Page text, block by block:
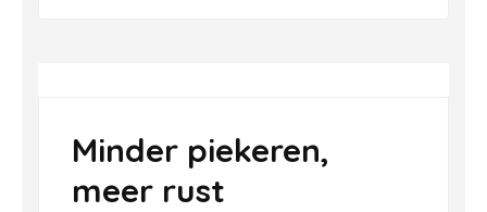
Minder piekeren,
meer rust